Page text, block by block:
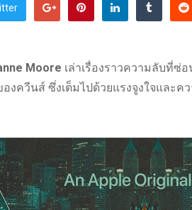
Moore เล่าเรื่องราวความลับที่ซ่
ควีนส์ ซึ่งเต็มไปด้วยแรงจูงใจและค